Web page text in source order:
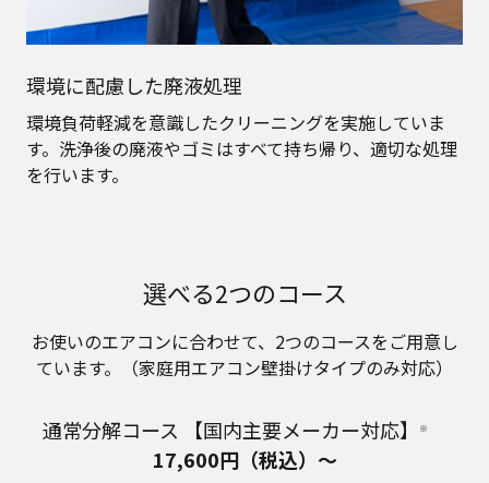
環境に配慮した廃液処理
環境負荷軽減を意識したクリーニングを実施していま
す。洗浄後の廃液やゴミはすべて持ち帰り、適切な処理
を行います。
選べる2つのコース
お使いのエアコンに合わせて、2つのコースをご用意し
ています。（家庭用エアコン壁掛けタイプのみ対応）
通常分解コース 【国内主要メーカー対応】 ※
17,600円（税込）～